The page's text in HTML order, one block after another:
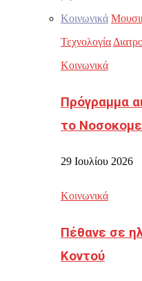
Κοινωνικά
Τεχνολογία
Κοινωνικά
Πρόγραμμα
το
29 Ιουλίου 2026
Κοινωνικά
Πέθανε σε
Κοντού